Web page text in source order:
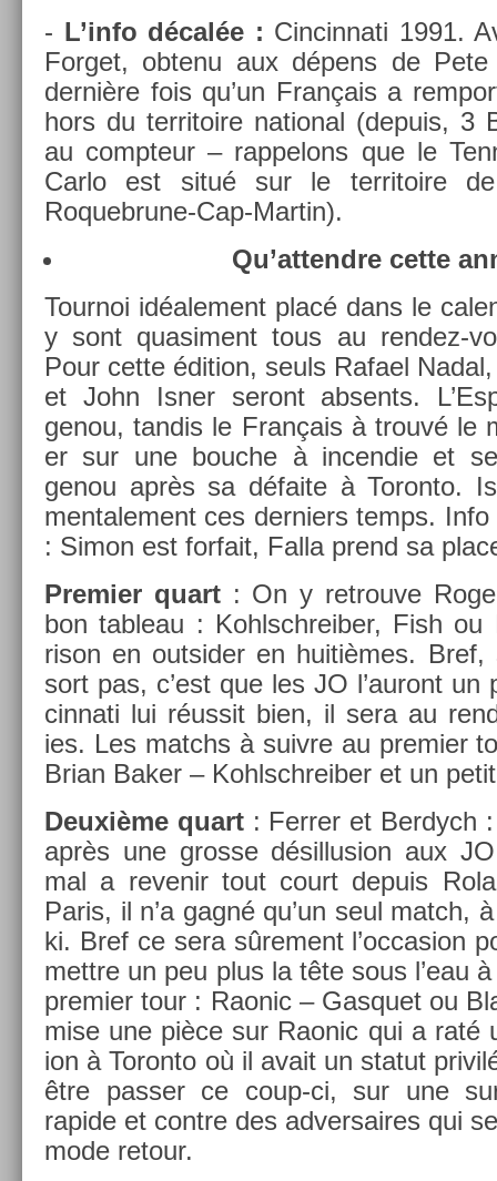
- L’info décalée : Cin­cinnati 1991.
For­get, ob­tenu aux dépens de Pete
dernière fois qu’un Français a
hors du ter­ritoire nation­al (de­puis, 3
au com­pteur – rap­pelons que le
Carlo est situé sur le ter­ritoire
Roquebrune-Cap-Martin).
Qu’at­tendre cette
Tour­noi id­éale­ment placé dans le
y sont quasi­ment tous au rendez-
Pour cette édi­tion, seuls Rafael
et John Isner seront ab­sents.
genou, tan­dis le Français à trouvé le
er sur une bouc­he à in­cen­die et
genou après sa défaite à Toron­to.
men­tale­ment ces de­rni­ers temps.
: Simon est for­fait, Falla prend sa
Pre­mi­er quart: On y retro­uve
bon tab­leau : Kohlschreib­er, Fish
rison en out­sid­er en huitièmes. Bref,
sort pas, c’est que les JO l’auront
cinnati lui réussit bien, il sera au
ies. Les matchs à suiv­re au pre­mi­er
Brian Baker – Kohlschreib­er et un
Deuxième quart: Ferr­er et Be­rdych :
après une gros­se désil­lus­ion aux
mal a re­venir tout court de­puis
Paris, il n’a gagné qu’un seul match,
ki. Bref ce sera sûre­ment l’oc­cas­ion
mettre un peu plus la tête sous l’eau
pre­mi­er tour : Raonic – Gas­quet ou
mise une pièce sur Raonic qui a raté
ion à Toron­to où il avait un statut
être pass­er ce coup-ci, sur une
rapide et con­tre des ad­versaires qui
mode re­tour.